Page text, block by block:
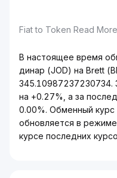
Fiat to Token Read More
В настоящее время
динар (JOD) на Brett
345.10987237230734.
на +0.27%, а за
0.00%. Обменный курс
обновляется в
курсе последних